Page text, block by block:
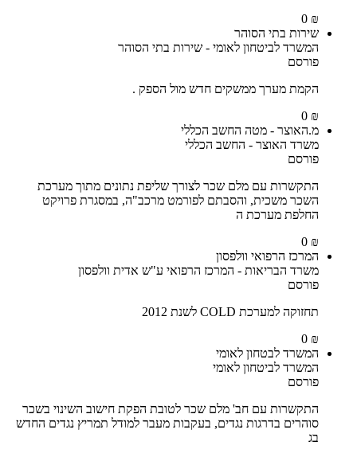
₪ 0
שירות בתי הסוהר
המשרד לביטחון לאומי - שירות בתי הסוהר
פורסם
הקמת מערך ממשקים חדש מול הספק .
₪ 0
מ.האוצר - מטה החשב הכללי
משרד האוצר - החשב הכללי
פורסם
התקשרות עם מלם שכר לצורך שליפת נתונים מתוך מערכת
השכר משכית, והסבתם לפורמט מרכב"ה, במסגרת פרויקט
החלפת מערכת ה
₪ 0
המרכז הרפואי וולפסון
משרד הבריאות - המרכז הרפואי ע"ש אדית וולפסון
פורסם
תחזוקה למערכת COLD לשנת 2012
₪ 0
המשרד לבטחון לאומי
המשרד לביטחון לאומי
פורסם
התקשרות עם חב' מלם שכר לטובת הפקת חישוב השינוי בשכר
סוהרים בדרגות נגדים, בעקבות מעבר למודל תמריץ נגדים החדש
בג